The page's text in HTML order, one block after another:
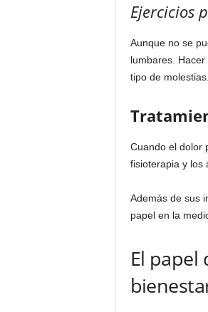
Ejercicios
Aunque no se
lumbares.
tipo de molestias.
Cuando el dolor
fisioterapia y los
Además de sus
papel en la
El papel